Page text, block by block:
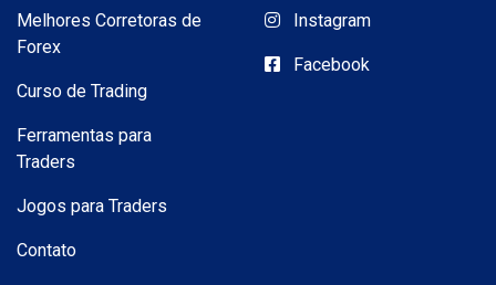
Melhores Corretoras de
Forex
Curso de Trading
Ferramentas para
Traders
Jogos para Traders
Contato
Instagram
Facebook